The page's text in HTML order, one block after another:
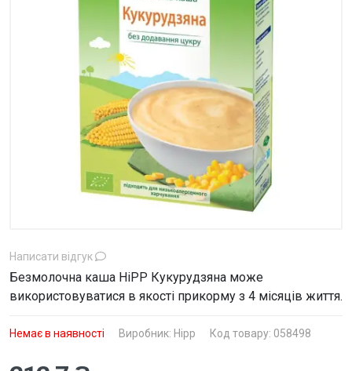
Написати відгук
Безмолочна каша HiPP Кукурудзяна може
використовуватися в якості прикорму з 4 місяців життя.
Немає в наявності Виробник: Hipp Код товару: 058498